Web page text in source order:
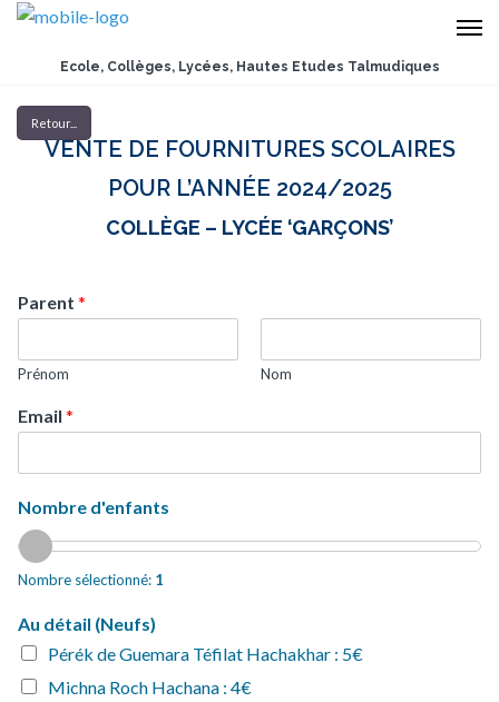
Ecole, Collèges, Lycées, Hautes Etudes Talmudiques
Retour...
VENTE DE FOURNITURES SCOLAIRES
POUR L’ANNÉE 2024/2025
COLLÈGE – LYCÉE ‘GARÇONS’
Parent *
Prénom Nom
Email *
Nombre d'enfants
Nombre sélectionné: 1
Au détail (Neufs)
Pérék de Guemara Téfilat Hachakhar : 5€
Michna Roch Hachana : 4€